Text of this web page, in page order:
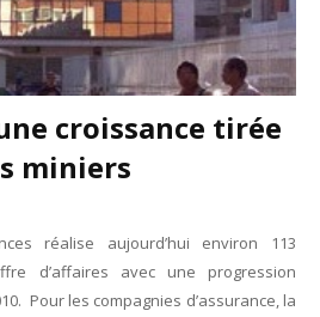
croissance tirée
miniers
réalise aujourd’hui environ 113
d’affaires avec une progression
Pour les compagnies d’assurance, la